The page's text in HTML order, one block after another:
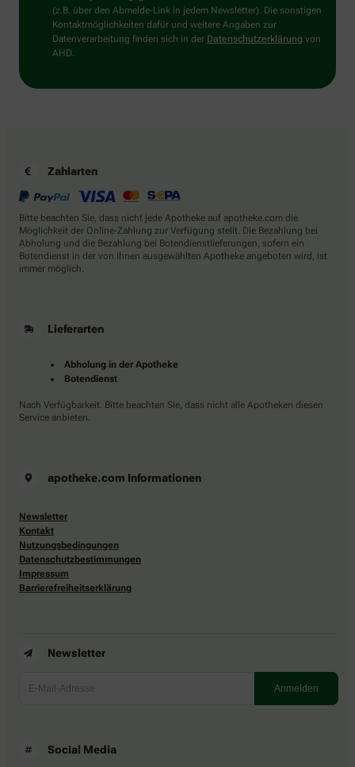
das
Herz.
(z.B. über den Abmelde-Link in jedem Newsletter). Die sonstigen
Kontaktmöglichkeiten dafür und weitere Angaben zur
Datenverarbeitung finden sich in der Datenschutzerklärung von
AHD.
Zahlarten
Bitte beachten Sie, dass nicht jede Apotheke auf apotheke.com die
Möglichkeit der Online-Zahlung zur Verfügung stellt. Die Bezahlung bei
Abholung und die Bezahlung bei Botendienstlieferungen, sofern ein
Botendienst in der von Ihnen ausgewählten Apotheke angeboten wird, ist
immer möglich.
Lieferarten
Abholung in der Apotheke
Botendienst
Nach Verfügbarkeit. Bitte beachten Sie, dass nicht alle Apotheken diesen
Service anbieten.
apotheke.com Informationen
Newsletter
Kontakt
Nutzungsbedingungen
Datenschutzbestimmungen
Impressum
Barrierefreiheitserklärung
Newsletter
Social Media